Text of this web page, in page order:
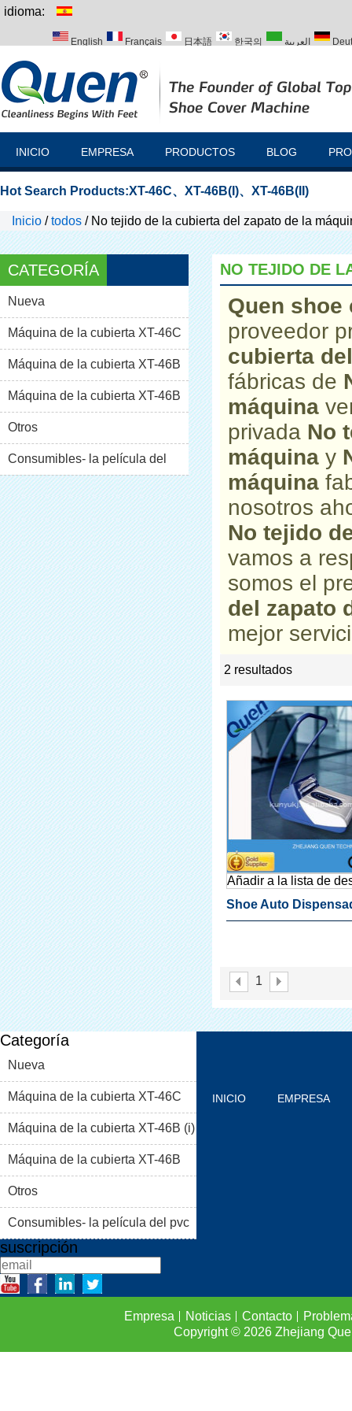
idioma:
English Français 日本語 한국의 العربية
INICIO EMPRESA PRODUCTOS BLOG
Hot Search Products:XT-46C、 XT-46B(I)、 XT-46B(II)
Inicio /todos / No tejido de la cubierta del zapato de la
CATEGORÍA
Nueva
Máquina de la cubierta XT-46C
Máquina de la cubierta XT-46B
(i)Máquina de la cubierta XT-46B
(II)
Otros
Consumibles- la película del
pvc
NO TEJIDO DE
Quen
proveedor
cubierta
fábricas de
máquina
privada No
máquina y
máquina
nosotros
No tejido
vamos a
somos el
del zapato
mejor
2 resultados
Añadir a la lista de
Shoe Auto
1
Categoría
Nueva
Máquina de la cubierta XT-46C
Máquina de la cubierta XT-46B (i)
Máquina de la cubierta XT-46B
(II)
Otros
Consumibles- la película del pvc
suscripción
INICIO EMPRESA
Empresa Noticias Contacto
Copyright © 2026Zhejiang